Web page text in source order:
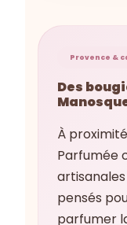
Provence &
Des
À
Parfumée
pensés
parfumer